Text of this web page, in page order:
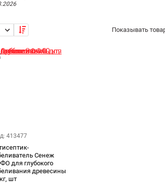
Показывать
413477
Сенеж
для глубокого
древесины
шт